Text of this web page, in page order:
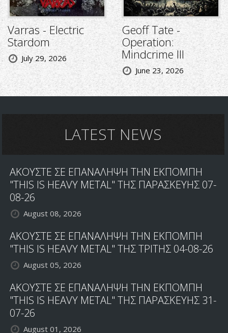
Varras - Electric
Stardom
July 29, 2026
Geoff Tate -
Operation:
Mindcrime III
June 23, 2026
LATEST NEWS
ΑΚΟΥΣΤΕ ΣΕ ΕΠΑΝΑΛΗΨΗ ΤΗΝ ΕΚΠΟΜΠΗ
"THIS IS HEAVY METAL" ΤΗΣ ΠΑΡΑΣΚΕΥΗΣ 07-
08-26
August 08, 2026
ΑΚΟΥΣΤΕ ΣΕ ΕΠΑΝΑΛΗΨΗ ΤΗΝ ΕΚΠΟΜΠΗ
"THIS IS HEAVY METAL" ΤΗΣ ΤΡΙΤΗΣ 04-08-26
August 05, 2026
ΑΚΟΥΣΤΕ ΣΕ ΕΠΑΝΑΛΗΨΗ ΤΗΝ ΕΚΠΟΜΠΗ
"THIS IS HEAVY METAL" ΤΗΣ ΠΑΡΑΣΚΕΥΗΣ 31-
07-26
August 01, 2026